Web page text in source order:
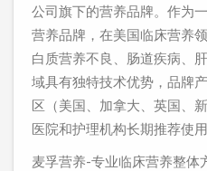
公司旗下的营养品牌。作为
营养品牌，在美国临床营养
白质营养不良、肠道疾病、
域具有独特技术优势，品牌
区（美国、加拿大、英国、
医院和护理机构长期推荐使
麦孚营养-专业临床营养整体